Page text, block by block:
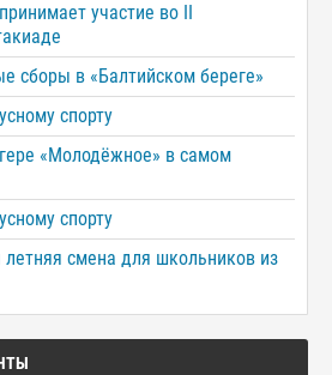
участие во II
сборы в «Балтийском береге»
спорту
«Молодёжное» в самом
спорту
смена для школьников из